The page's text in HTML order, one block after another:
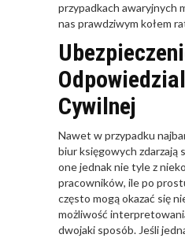
przypadkach awaryjnych
nas prawdziwym kołem
Cywilnej
Nawet w przypadku
biur księgowych zdarzają
one jednak nie tyle z
pracowników, ile po
często mogą okazać się
możliwość
dwojaki sposób. Jeśli